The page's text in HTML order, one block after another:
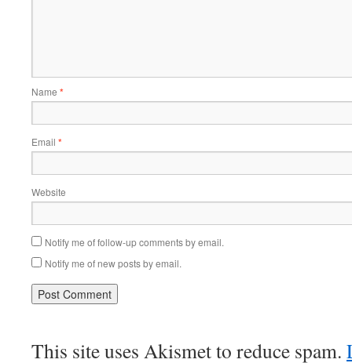
Name *
Email *
Website
Notify me of follow-up comments by email.
Notify me of new posts by email.
This site uses Akismet to reduce spam.